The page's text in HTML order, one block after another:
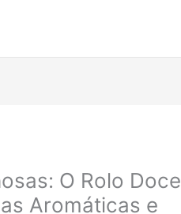
O Rolo Doce
Aromáticas e